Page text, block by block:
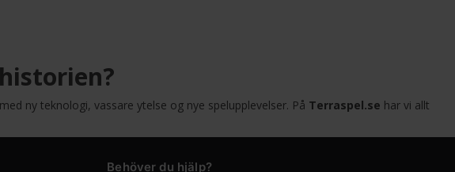
ny teknologi, vassare ytelse og nye spelupplevelser. På Terraspel.se har vi allt
Behöver du hjälp?